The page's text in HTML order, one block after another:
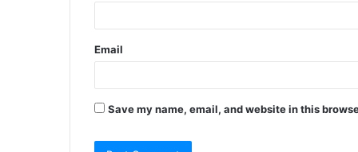
Email
Save my name, email, and website in this